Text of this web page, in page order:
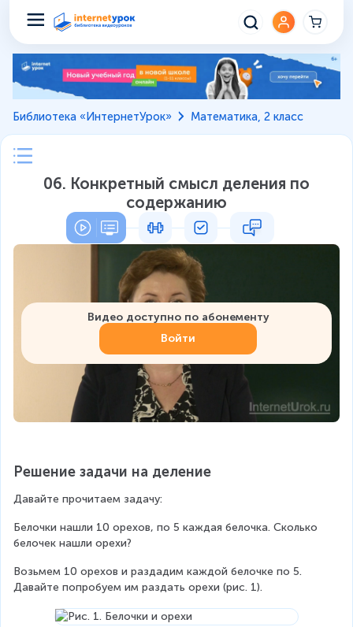
Библиотека «ИнтернетУрок» Математика, 2 класс
06. Конкретный смысл деления по
содержанию
Видео доступно по абонементу
Войти
Решение задачи на деление
Давайте прочитаем задачу:
Белочки нашли 10 орехов, по 5 каждая белочка. Сколько
белочек нашли орехи?
Возьмем 10 орехов и раздадим каждой белочке по 5.
Давайте попробуем им раздать орехи (рис. 1).